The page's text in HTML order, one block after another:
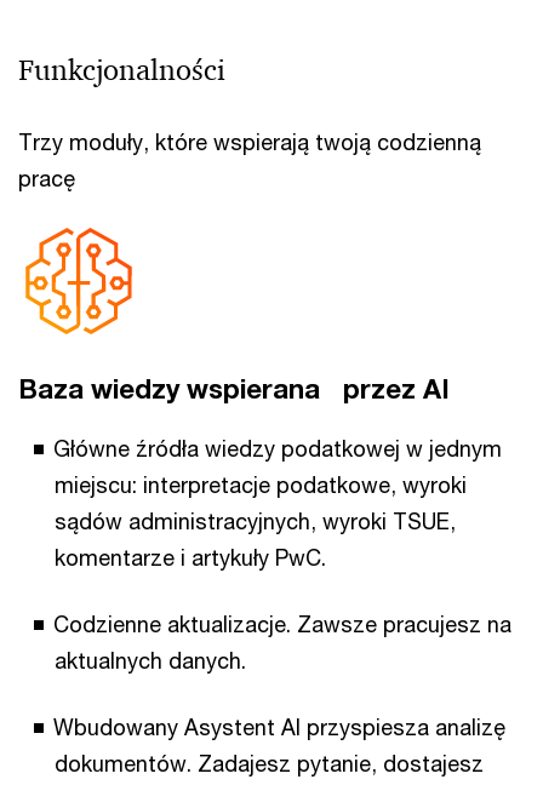
Funkcjonalności
Trzy moduły, które wspierają twoją codzienną
pracę
Baza wiedzy wspierana przez AI
Główne źródła wiedzy podatkowej w jednym
miejscu: interpretacje podatkowe, wyroki
sądów administracyjnych, wyroki TSUE,
komentarze i artykuły PwC.
Codzienne aktualizacje. Zawsze pracujesz na
aktualnych danych.
Wbudowany Asystent AI przyspiesza analizę
dokumentów. Zadajesz pytanie, dostajesz